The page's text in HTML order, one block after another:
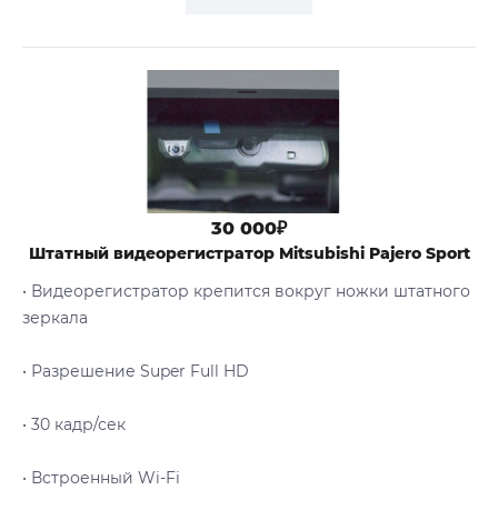
30 000₽
Штатный видеорегистратор Mitsubishi Pajero Sport
• Видеорегистратор крепится вокруг ножки штатного
зеркала
• Разрешение Super Full HD
• 30 кадр/сек
• Встроенный Wi-Fi